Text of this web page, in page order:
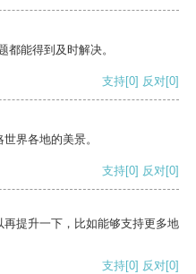
都能得到及时解决。
支持[0] 反对[0]
界各地的美景。
支持[0] 反对[0]
提升一下，比如能够支持更多地
支持[0] 反对[0]